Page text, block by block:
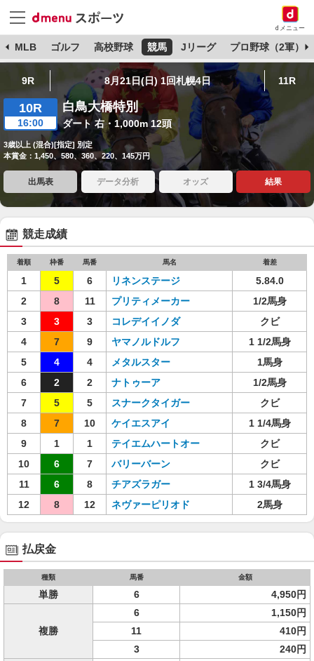
dメニュー
MLB ゴルフ 高校野球 競馬 Jリーグ プロ野球（2軍）
9R 8月21日(日) 1回札幌4日 11R
10R
16:00
白鳥大橋特別
ダート 右・1,000m 12頭
3歳以上 (混合)[指定] 別定
本賞金：1,450、580、360、220、145万円
出馬表 データ分析 オッズ 結果
競走成績
着順 枠番 馬番 馬名 着差
1 5 6 リネンステージ
5.84.0
2
8 11 プリティメーカー
1/2馬身
3
3 3 コレデイイノダ
クビ
4
7 9 ヤマノルドルフ
1 1/2馬身
5
4 4 メタルスター
1馬身
6
2 2 ナトゥーア
1/2馬身
7
5 5 スナークタイガー
クビ
8
7 10 ケイエスアイ
1 1/4馬身
9
1 1 テイエムハートオー
クビ
10
6 7 バリーバーン
クビ
11
6 8 チアズラガー
1 3/4馬身
12
8 12 ネヴァーピリオド 2馬身
払戻金
種類 馬番 金額
単勝 6 4,950円
複勝
6
1,150円
11
410円
3
240円